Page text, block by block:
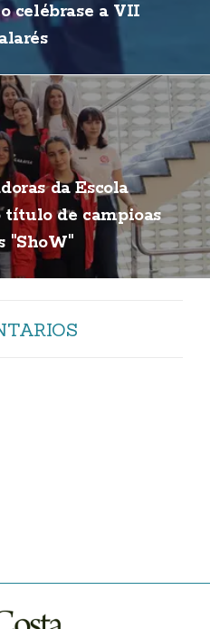
celébrase a VII
da Escola
título de campioas
"ShoW"